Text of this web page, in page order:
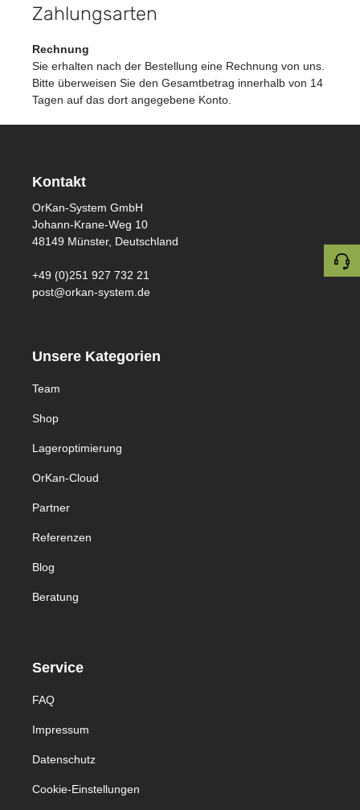
Zahlungsarten
Rechnung
Sie erhalten nach der Bestellung eine Rechnung von uns.
Bitte überweisen Sie den Gesamtbetrag innerhalb von 14
Tagen auf das dort angegebene Konto.
Kontakt
OrKan-System GmbH
Johann-Krane-Weg 10
48149 Münster, Deutschland
+49 (0)251 927 732 21
post@orkan-system.de
Unsere Kategorien
Team
Shop
Lageroptimierung
OrKan-Cloud
Partner
Referenzen
Blog
Beratung
Service
FAQ
Impressum
Datenschutz
Cookie-Einstellungen